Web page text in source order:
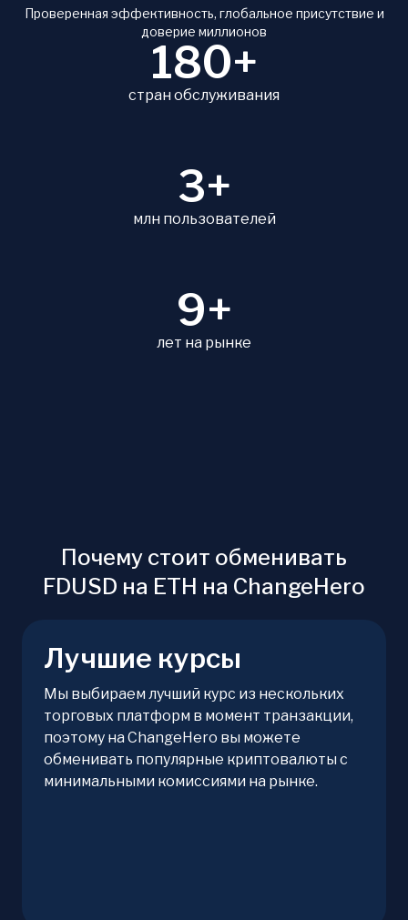
Проверенная эффективность, глобальное присутствие и
доверие миллионов
180+
стран обслуживания
3+
млн пользователей
9+
лет на рынке
Почему стоит обменивать
FDUSD на ETH на ChangeHero
Лучшие курсы
Мы выбираем лучший курс из нескольких
торговых платформ в момент транзакции,
поэтому на ChangeHero вы можете
обменивать популярные криптовалюты с
минимальными комиссиями на рынке.